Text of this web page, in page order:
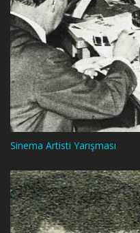
Sinema Artisti Yarışması